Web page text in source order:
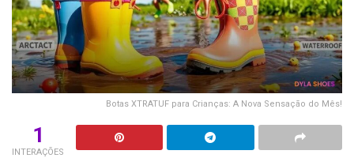
Botas XTRATUF para Crianças: A Nova Sensação do Mês!
1
INTERAÇÕES